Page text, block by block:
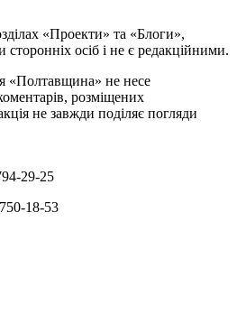
«Проекти» та «Блоги»,
сторонніх осіб і не є редакційними.
«Полтавщина» не несе
розміщених
не завжди поділяє погляди
29-25
18-53